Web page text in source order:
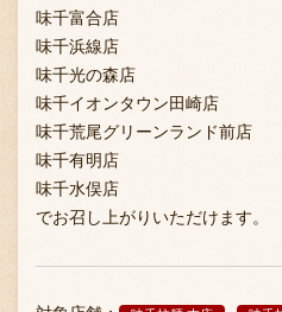
味千富合店
味千浜線店
味千光の森店
味千イオンタウン田崎店
味千荒尾グリーンランド前店
味千有明店
味千水俣店
でお召し上がりいただけます。